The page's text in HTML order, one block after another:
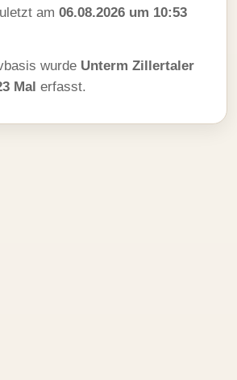
am 06.08.2026 um 10:53
wurde Unterm Zillertaler
Mal erfasst.